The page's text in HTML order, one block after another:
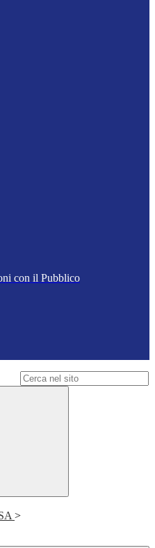
con il Pubblico
>